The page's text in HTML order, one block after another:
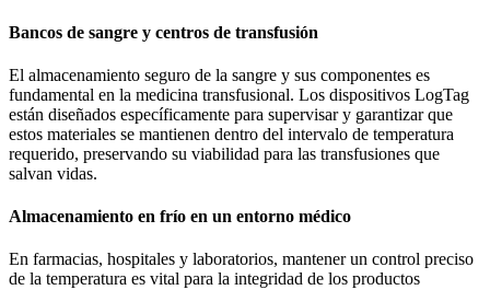
Bancos de sangre y centros de transfusión
El almacenamiento seguro de la sangre y sus componentes es
fundamental en la medicina transfusional. Los dispositivos LogTag
están diseñados específicamente para supervisar y garantizar que
estos materiales se mantienen dentro del intervalo de temperatura
requerido, preservando su viabilidad para las transfusiones que
salvan vidas.
Almacenamiento en frío en un entorno médico
En farmacias, hospitales y laboratorios, mantener un control preciso
de la temperatura es vital para la integridad de los productos